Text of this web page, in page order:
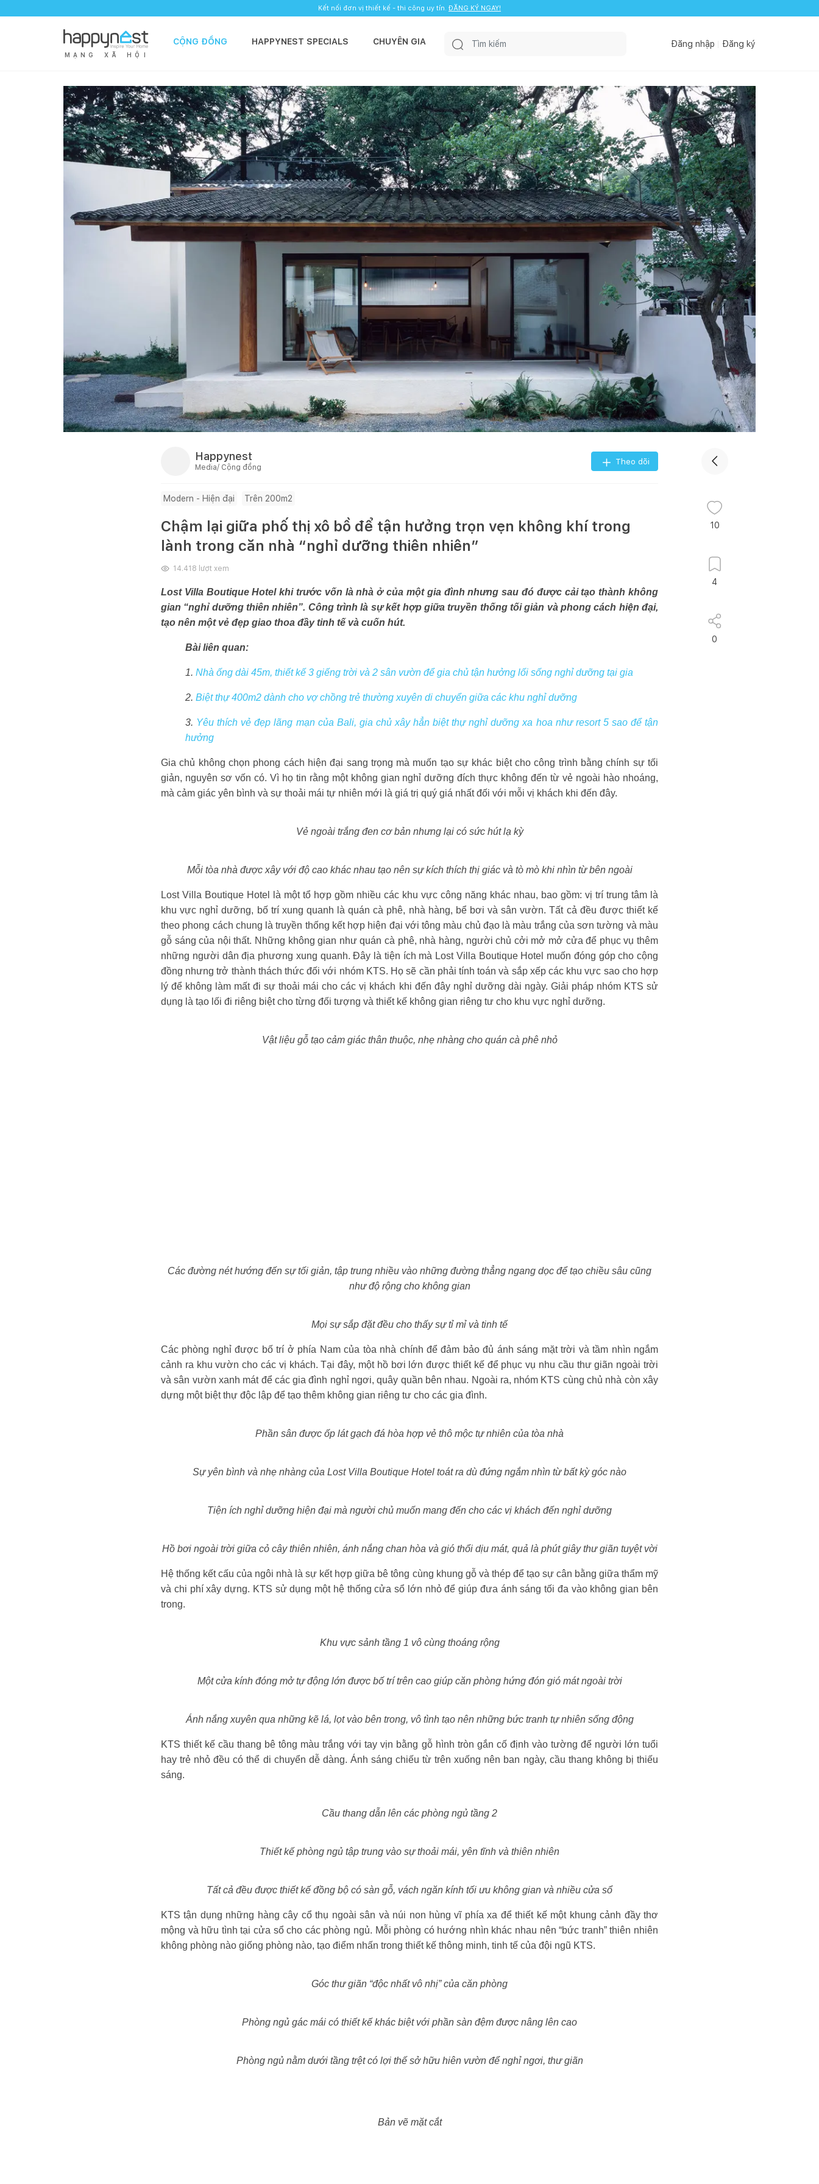
Kết nối đơn vị thiết kế - thi công uy tín. ĐĂNG KÝ NGAY!
M Ạ N G X Ã H Ộ I
CỘNG ĐỒNG HAPPYNEST SPECIALS CHUYÊN GIA Đăng nhập Đăng ký
Happynest
Media/ Cộng đồng
Theo dõi
Modern - Hiện đại Trên 200m2
Chậm lại giữa phố thị xô bồ để tận hưởng trọn vẹn không khí trong
lành trong căn nhà “nghỉ dưỡng thiên nhiên”
14.418 lượt xem
Lost Villa Boutique Hotel khi trước vốn là nhà ở của một gia đình nhưng sau đó được cải tạo thành không
gian “nghỉ dưỡng thiên nhiên”. Công trình là sự kết hợp giữa truyền thống tối giản và phong cách hiện đại,
tạo nên một vẻ đẹp giao thoa đầy tinh tế và cuốn hút.
Bài liên quan:
1. Nhà ống dài 45m, thiết kế 3 giếng trời và 2 sân vườn để gia chủ tận hưởng lối sống nghỉ dưỡng tại gia
2. Biệt thự 400m2 dành cho vợ chồng trẻ thường xuyên di chuyển giữa các khu nghỉ dưỡng
3. Yêu thích vẻ đẹp lãng mạn của Bali, gia chủ xây hẳn biệt thự nghỉ dưỡng xa hoa như resort 5 sao để tận
hưởng
Gia chủ không chọn phong cách hiện đại sang trọng mà muốn tạo sự khác biệt cho công trình bằng chính sự tối
giản, nguyên sơ vốn có. Vì họ tin rằng một không gian nghỉ dưỡng đích thực không đến từ vẻ ngoài hào nhoáng,
mà cảm giác yên bình và sự thoải mái tự nhiên mới là giá trị quý giá nhất đối với mỗi vị khách khi đến đây.
Vẻ ngoài trắng đen cơ bản nhưng lại có sức hút lạ kỳ
Mỗi tòa nhà được xây với độ cao khác nhau tạo nên sự kích thích thị giác và tò mò khi nhìn từ bên ngoài
Lost Villa Boutique Hotel là một tổ hợp gồm nhiều các khu vực công năng khác nhau, bao gồm: vị trí trung tâm là
khu vực nghỉ dưỡng, bố trí xung quanh là quán cà phê, nhà hàng, bể bơi và sân vườn. Tất cả đều được thiết kế
theo phong cách chung là truyền thống kết hợp hiện đại với tông màu chủ đạo là màu trắng của sơn tường và màu
gỗ sáng của nội thất. Những không gian như quán cà phê, nhà hàng, người chủ cởi mở mở cửa để phục vụ thêm
những người dân địa phương xung quanh. Đây là tiện ích mà Lost Villa Boutique Hotel muốn đóng góp cho cộng
đồng nhưng trở thành thách thức đối với nhóm KTS. Họ sẽ cần phải tính toán và sắp xếp các khu vực sao cho hợp
lý để không làm mất đi sự thoải mái cho các vị khách khi đến đây nghỉ dưỡng dài ngày. Giải pháp nhóm KTS sử
dụng là tạo lối đi riêng biệt cho từng đối tượng và thiết kế không gian riêng tư cho khu vực nghỉ dưỡng.
Vật liệu gỗ tạo cảm giác thân thuộc, nhẹ nhàng cho quán cà phê nhỏ
Các đường nét hướng đến sự tối giản, tập trung nhiều vào những đường thẳng ngang dọc để tạo chiều sâu cũng
như độ rộng cho không gian
Mọi sự sắp đặt đều cho thấy sự tỉ mỉ và tinh tế
Các phòng nghỉ được bố trí ở phía Nam của tòa nhà chính để đảm bảo đủ ánh sáng mặt trời và tầm nhìn ngắm
cảnh ra khu vườn cho các vị khách. Tại đây, một hồ bơi lớn được thiết kế để phục vụ nhu cầu thư giãn ngoài trời
và sân vườn xanh mát để các gia đình nghỉ ngơi, quây quần bên nhau. Ngoài ra, nhóm KTS cùng chủ nhà còn xây
dựng một biệt thự độc lập để tạo thêm không gian riêng tư cho các gia đình.
Phần sân được ốp lát gạch đá hòa hợp vẻ thô mộc tự nhiên của tòa nhà
Sự yên bình và nhẹ nhàng của Lost Villa Boutique Hotel toát ra dù đứng ngắm nhìn từ bất kỳ góc nào
Tiện ích nghỉ dưỡng hiện đại mà người chủ muốn mang đến cho các vị khách đến nghỉ dưỡng
Hồ bơi ngoài trời giữa cỏ cây thiên nhiên, ánh nắng chan hòa và gió thổi dịu mát, quả là phút giây thư giãn tuyệt vời
Hệ thống kết cấu của ngôi nhà là sự kết hợp giữa bê tông cùng khung gỗ và thép để tạo sự cân bằng giữa thẩm mỹ
và chi phí xây dựng. KTS sử dụng một hệ thống cửa sổ lớn nhỏ để giúp đưa ánh sáng tối đa vào không gian bên
trong.
Khu vực sảnh tầng 1 vô cùng thoáng rộng
Một cửa kính đóng mở tự động lớn được bố trí trên cao giúp căn phòng hứng đón gió mát ngoài trời
Ánh nắng xuyên qua những kẽ lá, lọt vào bên trong, vô tình tạo nên những bức tranh tự nhiên sống động
KTS thiết kế cầu thang bê tông màu trắng với tay vịn bằng gỗ hình tròn gắn cố định vào tường để người lớn tuổi
hay trẻ nhỏ đều có thể di chuyển dễ dàng. Ánh sáng chiếu từ trên xuống nên ban ngày, cầu thang không bị thiếu
sáng.
Cầu thang dẫn lên các phòng ngủ tầng 2
Thiết kế phòng ngủ tập trung vào sự thoải mái, yên tĩnh và thiên nhiên
Tất cả đều được thiết kế đồng bộ có sàn gỗ, vách ngăn kính tối ưu không gian và nhiều cửa sổ
KTS tận dụng những hàng cây cổ thụ ngoài sân và núi non hùng vĩ phía xa để thiết kế một khung cảnh đầy thơ
mộng và hữu tình tại cửa sổ cho các phòng ngủ. Mỗi phòng có hướng nhìn khác nhau nên “bức tranh” thiên nhiên
không phòng nào giống phòng nào, tạo điểm nhấn trong thiết kế thông minh, tinh tế của đội ngũ KTS.
Góc thư giãn “độc nhất vô nhị” của căn phòng
Phòng ngủ gác mái có thiết kế khác biệt với phần sàn đệm được nâng lên cao
Phòng ngủ nằm dưới tầng trệt có lợi thế sở hữu hiên vườn để nghỉ ngơi, thư giãn
Bản vẽ mặt cắt
10
4
0